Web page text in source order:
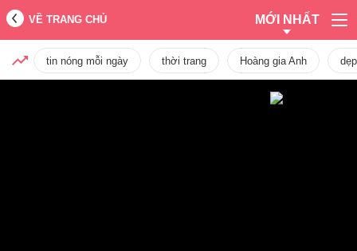
VỀ TRANG CHỦ MỚI NHẤT
tin nóng mỗi ngày thời trang Hoàng gia Anh dẹp